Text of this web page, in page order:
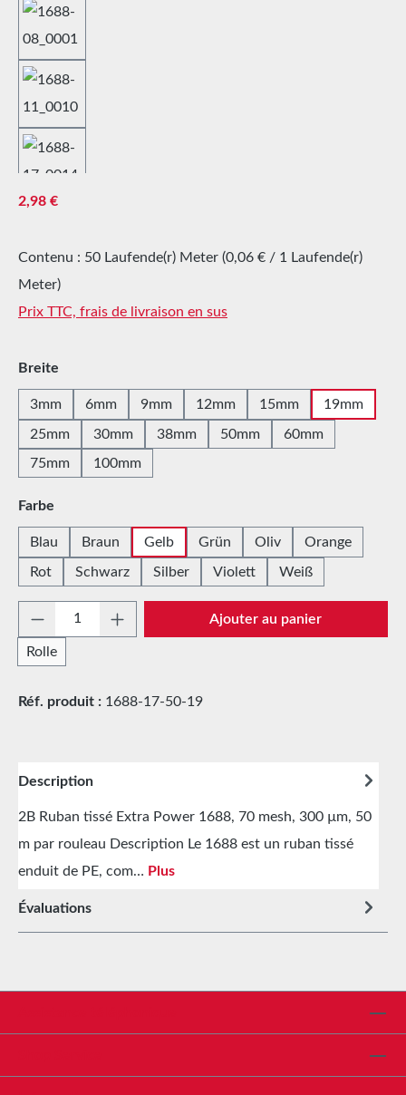
Prix régulier :
2,98 €
Contenu : 50 Laufende(r) Meter (0,06 € / 1 Laufende(r)
Meter)
Prix TTC, frais de livraison en sus
Sélectionnez
Breite
3mm 6mm 9mm 12mm 15mm 19mm
25mm 30mm 38mm 50mm
60mm
75mm
100mm
Sélectionnez
Farbe
Blau Braun Gelb Grün Oliv Orange
Rot Schwarz Silber Violett Weiß
Quantité de produit : Entrez la quantité
Rolle
Ajouter au panier
Réf. produit : 1688-17-50-19
Description
2B Ruban tissé Extra Power 1688, 70 mesh, 300 µm, 50
m par rouleau Description Le 1688 est un ruban tissé
enduit de PE, com… Plus
Évaluations